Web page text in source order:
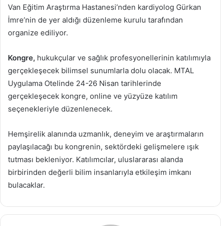
Van Eğitim Araştırma Hastanesi’nden kardiyolog Gürkan
İmre’nin de yer aldığı düzenleme kurulu tarafından
organize ediliyor.
Kongre, hukukçular ve sağlık profesyonellerinin katılımıyla
gerçekleşecek bilimsel sunumlarla dolu olacak. MTAL
Uygulama Otelinde 24-26 Nisan tarihlerinde
gerçekleşecek kongre, online ve yüzyüze katılım
seçenekleriyle düzenlenecek.
Hemşirelik alanında uzmanlık, deneyim ve araştırmaların
paylaşılacağı bu kongrenin, sektördeki gelişmelere ışık
tutması bekleniyor. Katılımcılar, uluslararası alanda
birbirinden değerli bilim insanlarıyla etkileşim imkanı
bulacaklar.